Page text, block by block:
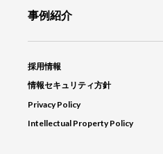
事例紹介
採用情報
情報セキュリティ方針
Privacy Policy
Intellectual Property Policy